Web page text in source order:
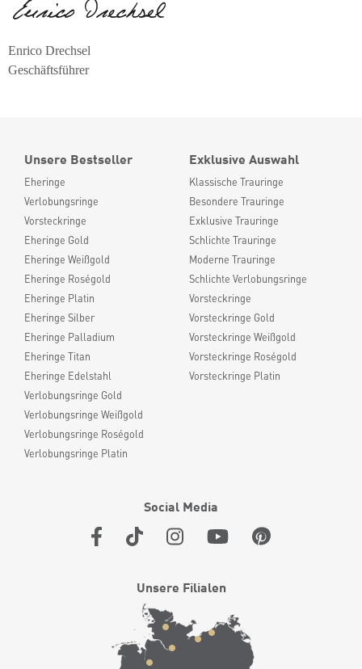
Enrico Drechsel
Geschäftsführer
Unsere Bestseller
Eheringe
Verlobungsringe
Vorsteckringe
Eheringe Gold
Eheringe Weißgold
Eheringe Roségold
Eheringe Platin
Eheringe Silber
Eheringe Palladium
Eheringe Titan
Eheringe Edelstahl
Verlobungsringe Gold
Verlobungsringe Weißgold
Verlobungsringe Roségold
Verlobungsringe Platin
Exklusive Auswahl
Klassische Trauringe
Besondere Trauringe
Exklusive Trauringe
Schlichte Trauringe
Moderne Trauringe
Schlichte Verlobungsringe
Vorsteckringe
Vorsteckringe Gold
Vorsteckringe Weißgold
Vorsteckringe Roségold
Vorsteckringe Platin
Social Media
Unsere Filialen